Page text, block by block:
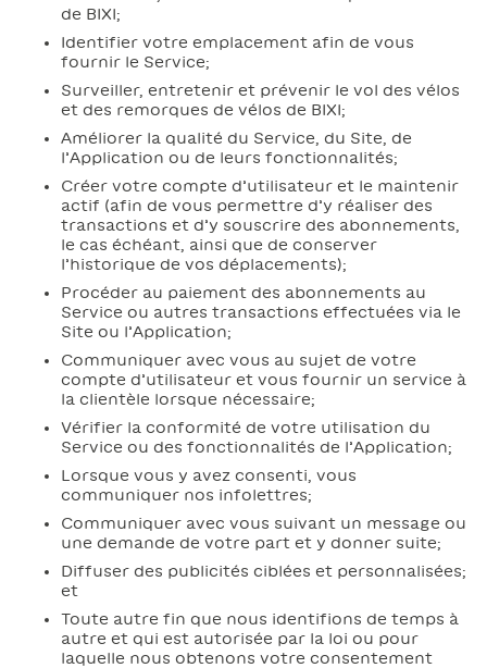
de BIXI;
Identifier votre emplacement afin de vous
fournir le Service;
Surveiller, entretenir et prévenir le vol des vélos
et des remorques de vélos de BIXI;
Améliorer la qualité du Service, du Site, de
l’Application ou de leurs fonctionnalités;
Créer votre compte d’utilisateur et le maintenir
actif (afin de vous permettre d’y réaliser des
transactions et d’y souscrire des abonnements,
le cas échéant, ainsi que de conserver
l’historique de vos déplacements);
Procéder au paiement des abonnements au
Service ou autres transactions effectuées via le
Site ou l’Application;
Communiquer avec vous au sujet de votre
compte d’utilisateur et vous fournir un service à
la clientèle lorsque nécessaire;
Vérifier la conformité de votre utilisation du
Service ou des fonctionnalités de l’Application;
Lorsque vous y avez consenti, vous
communiquer nos infolettres;
Communiquer avec vous suivant un message ou
une demande de votre part et y donner suite;
Diffuser des publicités ciblées et personnalisées;
et
Toute autre fin que nous identifions de temps à
autre et qui est autorisée par la loi ou pour
laquelle nous obtenons votre consentement